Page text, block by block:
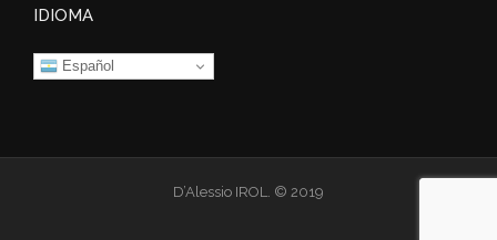
IDIOMA
Español
D’Alessio IROL. © 2019